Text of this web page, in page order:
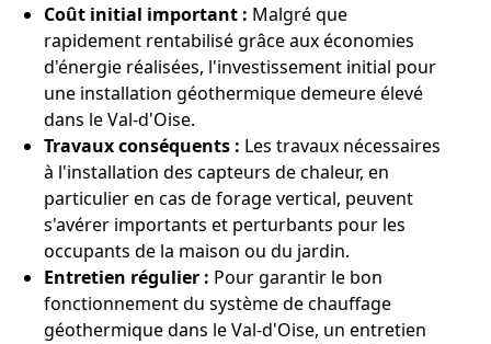
Coût initial important : Malgré que
rapidement rentabilisé grâce aux économies
d'énergie réalisées, l'investissement initial pour
une installation géothermique demeure élevé
dans le Val-d'Oise.
Travaux conséquents : Les travaux nécessaires
à l'installation des capteurs de chaleur, en
particulier en cas de forage vertical, peuvent
s'avérer importants et perturbants pour les
occupants de la maison ou du jardin.
Entretien régulier : Pour garantir le bon
fonctionnement du système de chauffage
géothermique dans le Val-d'Oise, un entretien